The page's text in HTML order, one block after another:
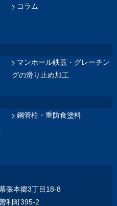
コラム
マンホール鉄蓋・グレーチン
グの滑り止め加工
鋼管柱・重防食塗料
張本郷3丁目18‐8
利町395-2